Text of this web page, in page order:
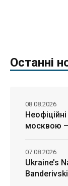
Останні
москвою –
08.08.2026
Ukraine’s
07.08.2026